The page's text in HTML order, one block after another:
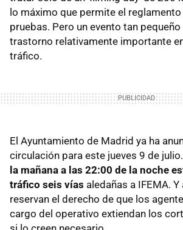
lo máximo que permite el
pruebas. Pero un evento tan
trastorno relativamente importante
tráfico.
El Ayuntamiento de Madrid ya ha
circulación para este jueves 9 de julio.
la mañana a las 22:00 de la noche
tráfico seis vías aledañas a IFEMA.
reservan el derecho de que los
cargo del operativo extiendan los